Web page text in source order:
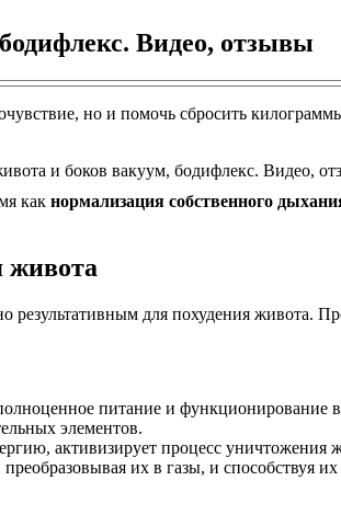
Видео, отзывы
но и помочь сбросить
как нормализация собственного
живота
результативным для похудения живота.
питание и функционирование
элементов.
активизирует процесс уничтожения
их в газы, и способствуя